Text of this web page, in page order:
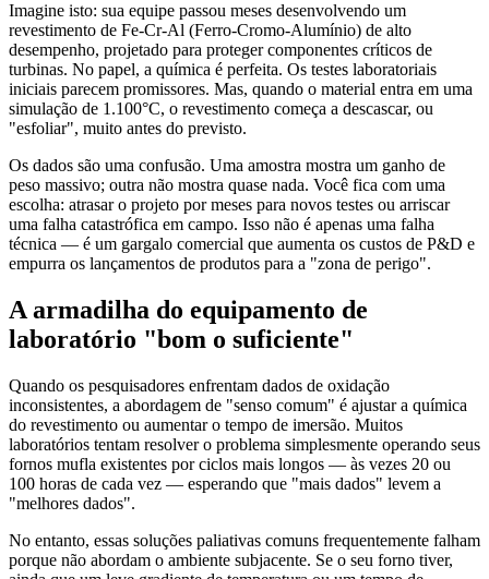
Imagine isto: sua equipe passou meses desenvolvendo um
revestimento de Fe-Cr-Al (Ferro-Cromo-Alumínio) de alto
desempenho, projetado para proteger componentes críticos de
turbinas. No papel, a química é perfeita. Os testes laboratoriais
iniciais parecem promissores. Mas, quando o material entra em uma
simulação de 1.100°C, o revestimento começa a descascar, ou
"esfoliar", muito antes do previsto.
Os dados são uma confusão. Uma amostra mostra um ganho de
peso massivo; outra não mostra quase nada. Você fica com uma
escolha: atrasar o projeto por meses para novos testes ou arriscar
uma falha catastrófica em campo. Isso não é apenas uma falha
técnica — é um gargalo comercial que aumenta os custos de P&D e
empurra os lançamentos de produtos para a "zona de perigo".
A armadilha do equipamento de
laboratório "bom o suficiente"
Quando os pesquisadores enfrentam dados de oxidação
inconsistentes, a abordagem de "senso comum" é ajustar a química
do revestimento ou aumentar o tempo de imersão. Muitos
laboratórios tentam resolver o problema simplesmente operando seus
fornos mufla existentes por ciclos mais longos — às vezes 20 ou
100 horas de cada vez — esperando que "mais dados" levem a
"melhores dados".
No entanto, essas soluções paliativas comuns frequentemente falham
porque não abordam o ambiente subjacente. Se o seu forno tiver,